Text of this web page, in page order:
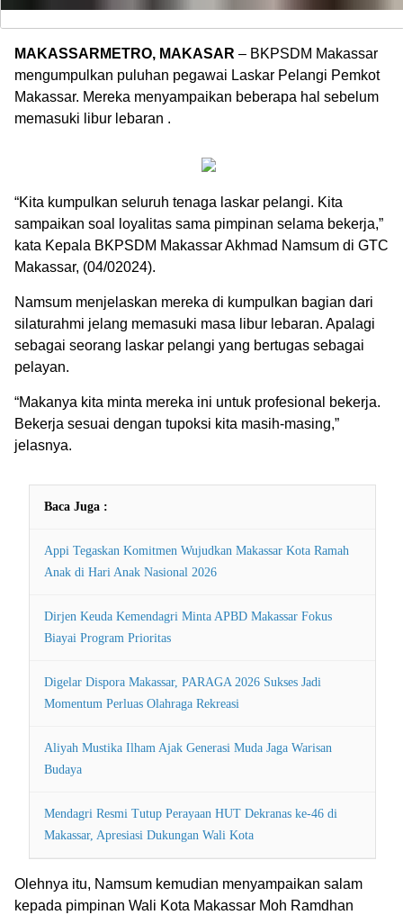
MAKASSARMETRO, MAKASAR – BKPSDM Makassar
mengumpulkan puluhan pegawai Laskar Pelangi Pemkot
Makassar. Mereka menyampaikan beberapa hal sebelum
memasuki libur lebaran .
“Kita kumpulkan seluruh tenaga laskar pelangi. Kita
sampaikan soal loyalitas sama pimpinan selama bekerja,”
kata Kepala BKPSDM Makassar Akhmad Namsum di GTC
Makassar, (04/02024).
Namsum menjelaskan mereka di kumpulkan bagian dari
silaturahmi jelang memasuki masa libur lebaran. Apalagi
sebagai seorang laskar pelangi yang bertugas sebagai
pelayan.
“Makanya kita minta mereka ini untuk profesional bekerja.
Bekerja sesuai dengan tupoksi kita masih-masing,”
jelasnya.
Baca Juga :
Appi Tegaskan Komitmen Wujudkan Makassar Kota Ramah
Anak di Hari Anak Nasional 2026
Dirjen Keuda Kemendagri Minta APBD Makassar Fokus
Biayai Program Prioritas
Digelar Dispora Makassar, PARAGA 2026 Sukses Jadi
Momentum Perluas Olahraga Rekreasi
Aliyah Mustika Ilham Ajak Generasi Muda Jaga Warisan
Budaya
Mendagri Resmi Tutup Perayaan HUT Dekranas ke-46 di
Makassar, Apresiasi Dukungan Wali Kota
Olehnya itu, Namsum kemudian menyampaikan salam
kepada pimpinan Wali Kota Makassar Moh Ramdhan